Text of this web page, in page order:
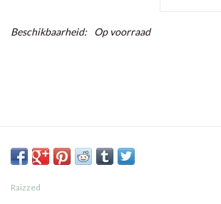
Beschikbaarheid: Op voorraad
Raizzed